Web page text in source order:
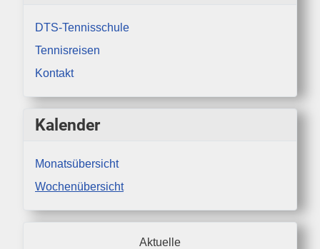
DTS-Tennisschule
Tennisreisen
Kontakt
Kalender
Monatsübersicht
Wochenübersicht
Aktuelle